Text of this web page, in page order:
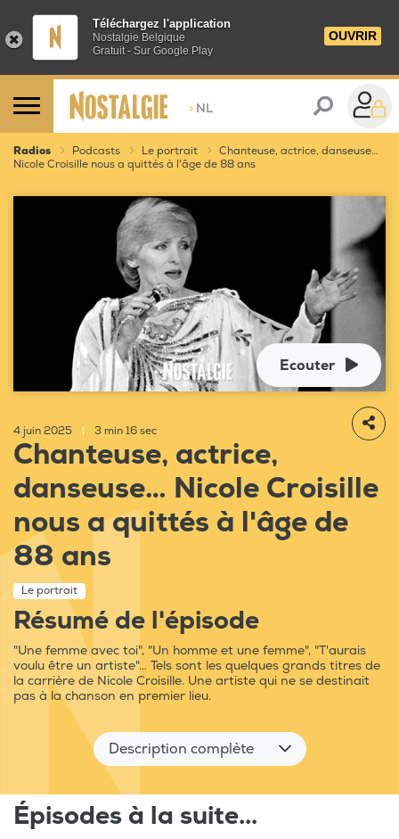
Téléchargez l'application
Nostalgie Belgique
Gratuit - Sur Google Play
OUVRIR
> NL
Radios Podcasts Le portrait
Chanteuse, actrice, danseuse…
Nicole Croisille nous a quittés à l'âge de 88 ans
Ecouter
4 juin 2025 3 min 16 sec
Chanteuse, actrice,
danseuse… Nicole Croisille
nous a quittés à l'âge de
88 ans
Le portrait
Résumé de l'épisode
"Une femme avec toi", "Un homme et une femme", "T'aurais
voulu être un artiste"… Tels sont les quelques grands titres de
la carrière de Nicole Croisille. Une artiste qui ne se destinait
pas à la chanson en premier lieu.
Description complète
Épisodes à la suite...